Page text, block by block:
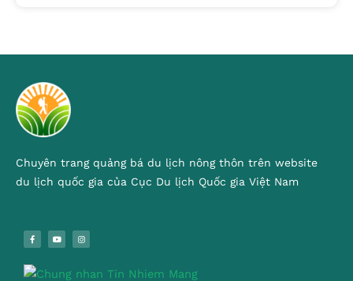
Chuyên trang quảng bá du lịch nông thôn trên website
du lịch quốc gia của Cục Du lịch Quốc gia Việt Nam